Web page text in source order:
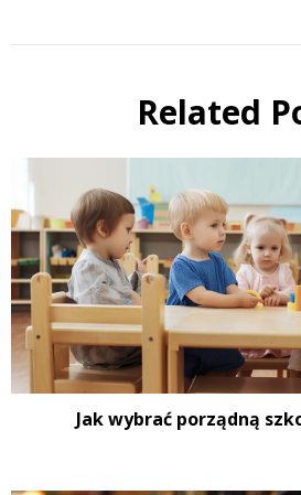
Related
Jak wybrać porządną